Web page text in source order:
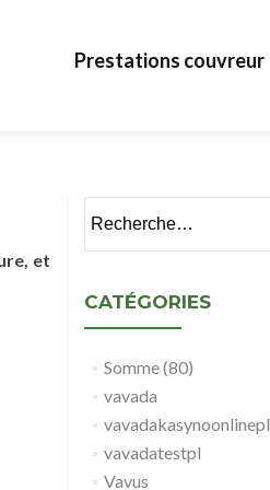
Prestations couvreur
et
CATÉGORIES
Somme (80)
vavada
vavadakasynoonlinepl
vavadatestpl
Vavus